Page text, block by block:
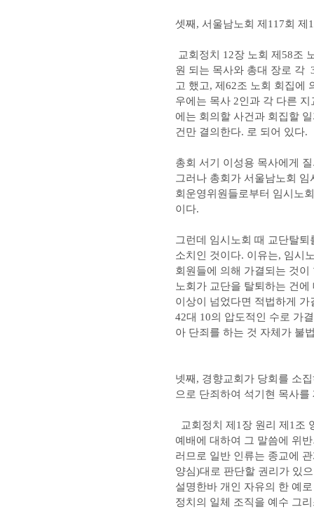
셋째, 서울남노회 제117회 제
교회정치 12장 노회 제58조
원 되는 목사와 총대 장로 각
고 했고, 제62조 노회 회집에
우에는 목사 2인과 각 다른
에는 회의할 사건과 회집할
건만 결의한다. 로 되어 있다.
총회 서기 이성용 목사에게
그러나 총회가 서울남노회
회운영위원들로부터 임시노
이다.
그런데 임시노회 때 교단탈
소치인 것이다. 이유는, 임시
회원들에 의해 가결되는 것이
노회가 교단을 탈퇴하는 건
이상이 넘었다면 적법하게
42대 10의 압도적인 수로 가
아 단죄를 하는 것 자체가 불
넷째, 경향교회가 당회를 소
으로 단죄하여 석기현 목사
교회정치 제1장 원리 제1조
예배에 대하여 그 말씀에 위
러므로 일반 인류는 종교에
양심)대로 판단할 권리가 있
설명한바 개인 자유의 한 예
정치의 일체 조직을 예수 그